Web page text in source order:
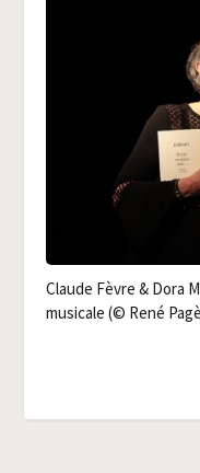
Claude Fèvre & Dora
musi­cale (© René